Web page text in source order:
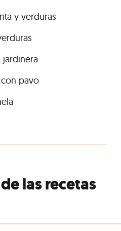
y verduras
jardinera
con pavo
las recetas